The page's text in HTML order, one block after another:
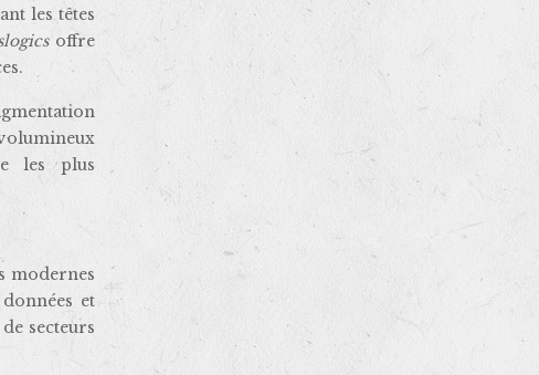
les têtes
offre
les plus
modernes
et
secteurs